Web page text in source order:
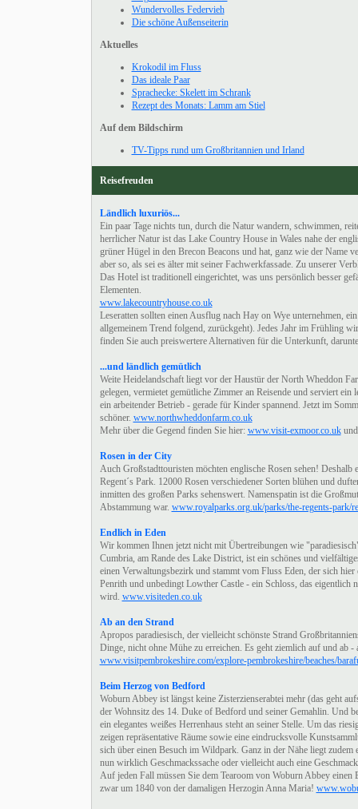
Wundervolles Federvieh
Die schöne Außenseiterin
Aktuelles
Krokodil im Fluss
Das ideale Paar
Sprachecke: Skelett im Schrank
Rezept des Monats: Lamm am Stiel
Auf dem Bildschirm
TV-Tipps rund um Großbritannien und Irland
Reisefreuden
Ländlich luxuriös...
Ein paar Tage nichts tun, durch die Natur wandern, schwimmen,
herrlicher Natur ist das Lake Country House in Wales nahe der
grüner Hügel in den Brecon Beacons und hat, ganz wie der Name
aber so, als sei es älter mit seiner Fachwerkfassade. Zu unserer
Das Hotel ist traditionell eingerichtet, was uns persönlich besser
Elementen.
www.lakecountryhouse.co.uk
Leseratten sollten einen Ausflug nach Hay on Wye unternehmen,
allgemeinem Trend folgend, zurückgeht). Jedes Jahr im Frühling
finden Sie auch preiswertere Alternativen für die Unterkunft,
...und ländlich gemütlich
Weite Heidelandschaft liegt vor der Haustür der North Wheddon
gelegen, vermietet gemütliche Zimmer an Reisende und serviert
ein arbeitender Betrieb - gerade für Kinder spannend. Jetzt im
schöner. www.northwheddonfarm.co.uk
Mehr über die Gegend finden Sie hier: www.visit-exmoor.co.uk
Rosen in der City
Auch Großstadttouristen möchten englische Rosen sehen!
Regent´s Park. 12000 Rosen verschiedener Sorten blühen und
inmitten des großen Parks sehenswert. Namenspatin ist die
Abstammung war. www.royalparks.org.uk/parks/the-regents-park/
Endlich in Eden
Wir kommen Ihnen jetzt nicht mit Übertreibungen wie
Cumbria, am Rande des Lake District, ist ein schönes und
einen Verwaltungsbezirk und stammt vom Fluss Eden, der sich
Penrith und unbedingt Lowther Castle - ein Schloss, das eigentlich
wird. www.visiteden.co.uk
Ab an den Strand
Apropos paradiesisch, der vielleicht schönste Strand
Dinge, nicht ohne Mühe zu erreichen. Es geht ziemlich auf und
www.visitpembrokeshire.com/explore-pembrokeshire/beaches/
Beim Herzog von Bedford
Woburn Abbey ist längst keine Zisterzienserabtei mehr (das geht
der Wohnsitz des 14. Duke of Bedford und seiner Gemahlin. Und
ein elegantes weißes Herrenhaus steht an seiner Stelle. Um das
zeigen repräsentative Räume sowie eine eindrucksvolle
sich über einen Besuch im Wildpark. Ganz in der Nähe liegt
nun wirklich Geschmackssache oder vielleicht auch eine
Auf jeden Fall müssen Sie dem Tearoom von Woburn Abbey
zwar um 1840 von der damaligen Herzogin Anna Maria!